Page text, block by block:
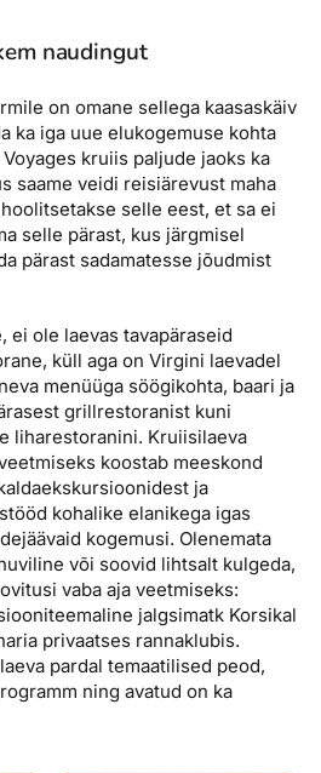
naudingut
on omane sellega kaasaskäiv
ka iga uue elukogemuse kohta
kruiis paljude jaoks ka
saame veidi reisiärevust maha
selle eest, et sa ei
selle pärast, kus järgmisel
pärast sadamatesse jõudmist
ei ole laevas tavapäraseid
küll aga on Virgini laevadel
menüüga söögikohta, baari ja
grillrestoranist kuni
liharestoranini. Kruiisilaeva
koostab meeskond
ja
kohalike elanikega igas
kogemusi. Olenemata
või soovid lihtsalt kulgeda,
vaba aja veetmiseks:
jalgsimatk Korsikal
privaatses rannaklubis.
pardal temaatilised peod,
ning avatud on ka